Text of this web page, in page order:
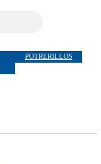
POTRERILLOS